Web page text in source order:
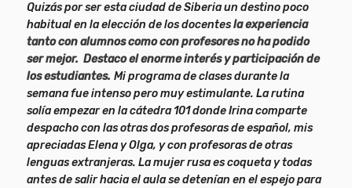
Quizás por ser esta ciudad de Siberia un destino poco
habitual en la elección de los docentesla experiencia
tanto con alumnos como con profesores no ha podido
ser mejor. Destaco el enorme interés y participación de
los estudiantes. Mi programa de clases durante la
semana fue intenso pero muy estimulante. La rutina
solía empezar en la cátedra 101 donde Irina comparte
despacho con las otras dos profesoras de español, mis
apreciadas Elena y Olga, y con profesoras de otras
lenguas extranjeras. La mujer rusa es coqueta y todas
antes de salir hacia el aula se detenían en el espejo para